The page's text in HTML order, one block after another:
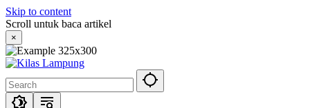
Skip to content
Scroll untuk baca artikel
×